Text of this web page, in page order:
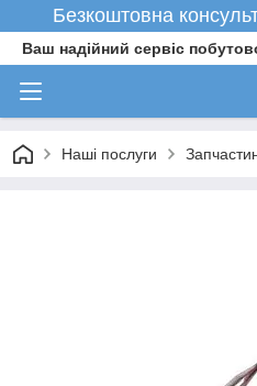
Безкоштовна
Ваш надійний сервіс
Наші послуги